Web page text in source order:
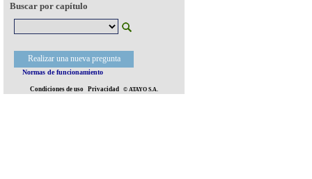
Buscar por capítulo
Realizar una nueva pregunta
Normas de funcionamiento
Condiciones de uso Privacidad © ATAYO S.A.